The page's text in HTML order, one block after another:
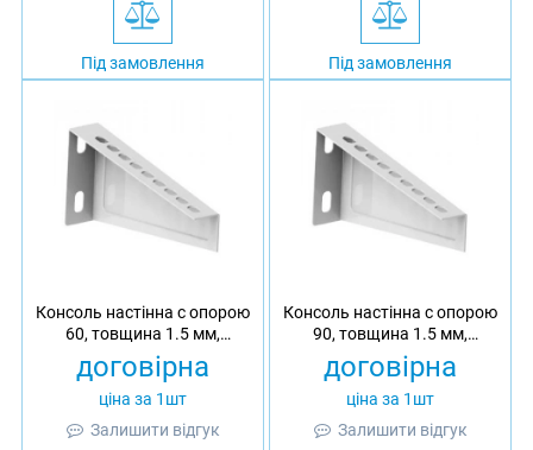
Під замовлення Під замовлення
Консоль настінна c опорою
60, товщина 1.5 мм,
оцинкована, Ardic
договірна
ціна за 1шт
Залишити відгук
Консоль настінна c опорою
90, товщина 1.5 мм,
гарячеоцинкована, Ardic
договірна
ціна за 1шт
Залишити відгук